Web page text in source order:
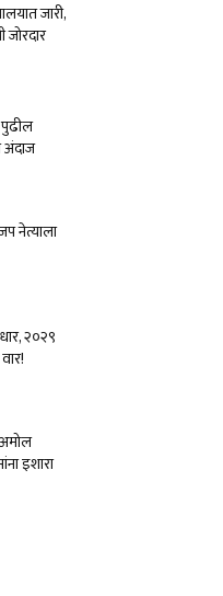
जारी,
जोरदार
पुढील
नेत्याला
२०२९
अमोल
इशारा